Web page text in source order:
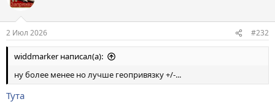
2 Июл 2026 #232
widdmarker написал(а):
ну более менее но лучше геопривязку +/-...
Тута